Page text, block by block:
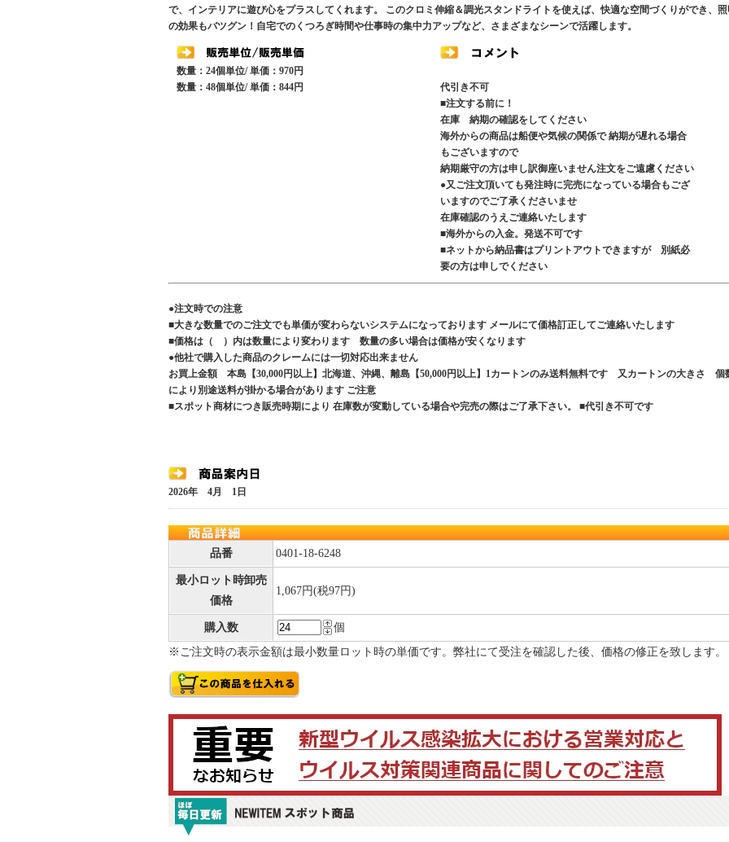
で、インテリアに遊び心をプラスしてくれます。 このクロミ伸縮＆調光スタンドライトを使えば、快適な空間づくりができ、
の効果もバツグン！自宅でのくつろぎ時間や仕事時の集中力アップなど、さまざまなシーンで活躍します。
数量：24個単位/ 単価：970円
数量：48個単位/ 単価：844円
代引き不可
■注文する前に！
在庫 納期の確認をしてください
海外からの商品は船便や気候の関係で 納期が遅れる場合
もございますので
納期厳守の方は申し訳御座いません注文をご遠慮ください
●又ご注文頂いても発注時に完売になっている場合もござ
いますのでご了承くださいませ
在庫確認のうえご連絡いたします
■海外からの入金。発送不可です
■ネットから納品書はプリントアウトできますが 別紙必
要の方は申しでください
●注文時での注意
■大きな数量でのご注文でも単価が変わらないシステムになっております メールにて価格訂正してご連絡いたします
■価格は（ ）内は数量により変わります 数量の多い場合は価格が安くなります
●他社で購入した商品のクレームには一切対応出来ません
お買上金額 本島【30,000円以上】北海道、沖縄、離島【50,000円以上】1カートンのみ送料無料です 又カートンの大きさ 個
により別途送料が掛かる場合があります ご注意
■スポット商材につき販売時期により 在庫数が変動している場合や完売の際はご了承下さい。 ■代引き不可です
2026年 4月 1日
品番 0401-18-6248
最小ロット時卸売
価格
1,067円(税97円)
購入数
個
※ご注文時の表示金額は最小数量ロット時の単価です。弊社にて受注を確認した後、価格の修正を致します。